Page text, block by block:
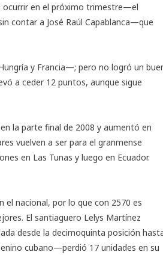
ocurrir en el próximo trimestre—el
contar a José Raúl Capablanca—que
y Francia—; pero no logró un
a ceder 12 puntos, aunque sigue
la parte final de 2008 y aumentó en
vuelven a ser para el granmense
en Las Tunas y luego en Ecuador.
el nacional, por lo que con 2570 es
El santiaguero Lelys Martínez
desde la decimoquinta posición
cubano—perdió 17 unidades en su